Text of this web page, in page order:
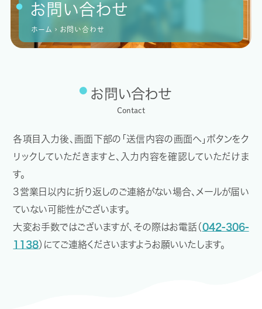
お問い合わせ
ホーム chevron_right お問い合わせ
お問い合わせ
Contact
各項目入力後、画面下部の「送信内容の画面へ」ボタンをク
リックしていただきますと、入力内容を確認していただけま
す。
3営業日以内に折り返しのご連絡がない場合、メールが届い
ていない可能性がございます。
大変お手数ではございますが、その際はお電話（042-306-
1138）にてご連絡くださいますようお願いいたします。